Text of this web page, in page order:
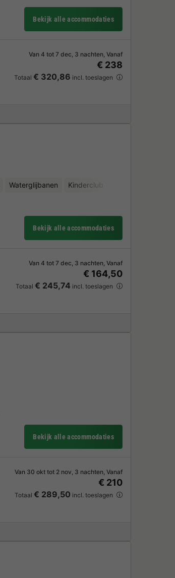
Bekijk alle accommodaties
Van 4 tot 7 dec, 3 nachten, Vanaf
€ 238
Totaal € 320,86 incl. toeslagen
Waterglijbanen Kinderclub
Bekijk alle accommodaties
Van 4 tot 7 dec, 3 nachten, Vanaf
€ 164,50
Totaal € 245,74 incl. toeslagen
Bekijk alle accommodaties
Van 30 okt tot 2 nov, 3 nachten, Vanaf
€ 210
Totaal € 289,50 incl. toeslagen